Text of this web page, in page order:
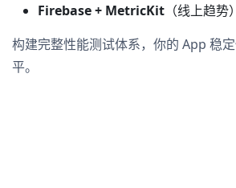
Firebase + MetricKit （线上趋势）
构建完整性能测试体系，你的 App 稳
平。